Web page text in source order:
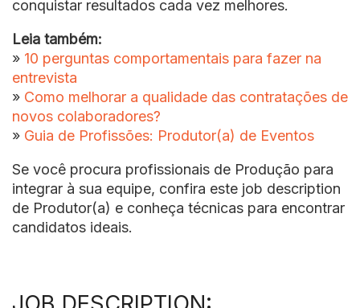
conquistar resultados cada vez melhores.
Leia também:
» 10 perguntas comportamentais para fazer na
entrevista
» Como melhorar a qualidade das contratações de
novos colaboradores?
» Guia de Profissões: Produtor(a) de Eventos
Se você procura profissionais de Produção para
integrar à sua equipe, confira este job description
de Produtor(a) e conheça técnicas para encontrar
candidatos ideais.